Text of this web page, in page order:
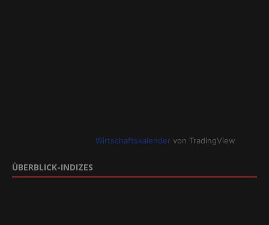
Wirtschaftskalendervon TradingView
ÜBERBLICK-INDIZES